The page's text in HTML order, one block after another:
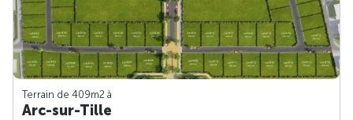
Terrain de 409m2 à
Arc-sur-Tille